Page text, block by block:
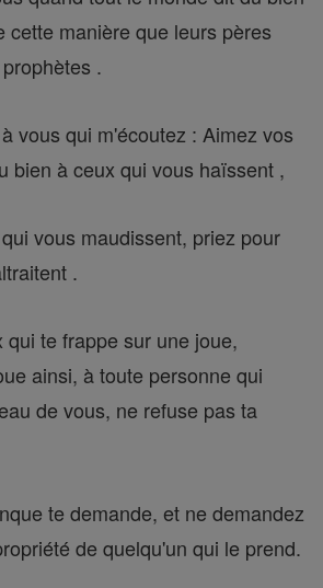
cette manière que leurs pères
.
vous qui m'écoutez : Aimez vos
bien à ceux qui vous haïssent ,
vous maudissent, priez pour
.
qui te frappe sur une joue,
ainsi, à toute personne qui
de vous, ne refuse pas ta
te demande, et ne demandez
de quelqu'un qui le prend.